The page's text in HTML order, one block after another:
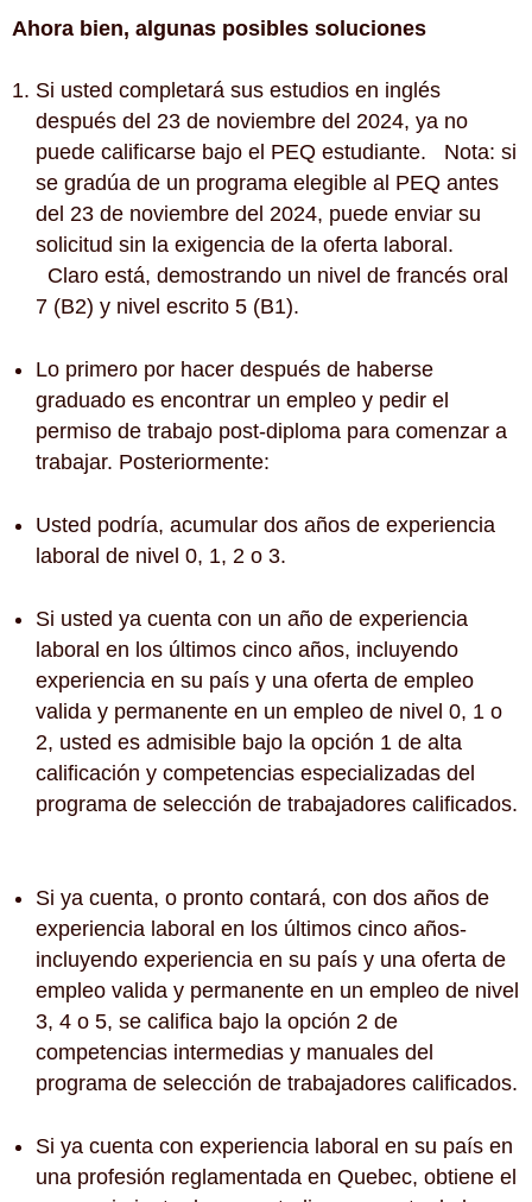
Ahora bien, algunas posibles soluciones
Si usted completará sus estudios en inglés
después del 23 de noviembre del 2024, ya no
puede calificarse bajo el PEQ estudiante. Nota: si
se gradúa de un programa elegible al PEQ antes
del 23 de noviembre del 2024, puede enviar su
solicitud sin la exigencia de la oferta laboral.
Claro está, demostrando un nivel de francés oral
7 (B2) y nivel escrito 5 (B1).
Lo primero por hacer después de haberse
graduado es encontrar un empleo y pedir el
permiso de trabajo post-diploma para comenzar a
trabajar. Posteriormente:
Usted podría, acumular dos años de experiencia
laboral de nivel 0, 1, 2 o 3.
Si usted ya cuenta con un año de experiencia
laboral en los últimos cinco años, incluyendo
experiencia en su país y una oferta de empleo
valida y permanente en un empleo de nivel 0, 1 o
2, usted es admisible bajo la opción 1 de alta
calificación y competencias especializadas del
programa de selección de trabajadores calificados.
Si ya cuenta, o pronto contará, con dos años de
experiencia laboral en los últimos cinco años-
incluyendo experiencia en su país y una oferta de
empleo valida y permanente en un empleo de nivel
3, 4 o 5, se califica bajo la opción 2 de
competencias intermedias y manuales del
programa de selección de trabajadores calificados.
Si ya cuenta con experiencia laboral en su país en
una profesión reglamentada en Quebec, obtiene el